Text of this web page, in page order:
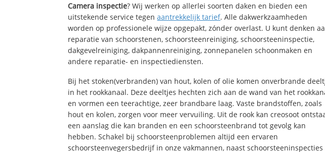
Camera inspectie? Wij werken op allerlei soorten daken en bieden een
uitstekende service tegenaantrekkelijk tarief. Alle dakwerkzaamheden
worden op professionele wijze opgepakt, zónder overlast. U kunt denken
reparatie van schoorstenen, schoorsteenreiniging, schoorsteeninspectie,
dakgevelreiniging, dakpannenreiniging, zonnepanelen schoonmaken en
andere reparatie- en inspectiediensten.
Bij het stoken(verbranden) van hout, kolen of olie komen onverbrande
in het rookkanaal. Deze deeltjes hechten zich aan de wand van het
en vormen een teerachtige, zeer brandbare laag. Vaste brandstoffen, zoals
hout en kolen, zorgen voor meer vervuiling. Uit de rook kan creosoot
een aanslag die kan branden en een schoorsteenbrand tot gevolg kan
hebben. Schakel bij schoorsteenproblemen altijd een ervaren
schoorsteenvegersbedrijf in onze vakmannen, naast schoorsteeninspecties